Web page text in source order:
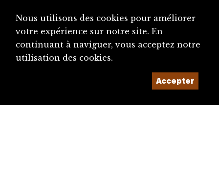
Nous utilisons des cookies pour améliorer
votre expérience sur notre site. En
continuant à naviguer, vous acceptez notre
utilisation des cookies.
Accepter